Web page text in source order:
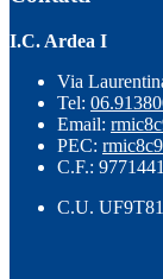
I.C. Ardea I
Via
Tel:
Email:
PEC:
C.F.:
C.U.